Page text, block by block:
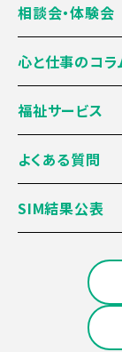
相談会・体験会
心と仕事のコラ
福祉サービス
よくある質問
SIM結果公表